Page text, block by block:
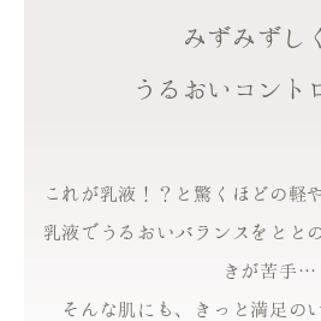
みずみずし
うるおいコント
これが乳液！？と驚くほどの軽
乳液でうるおいバランスをとと
きが苦手…
そんな肌にも、きっと満足の